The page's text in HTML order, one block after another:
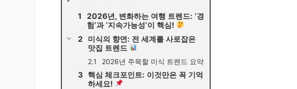
2026년, 변화하는 여행 트렌드: ‘경
험’과 ‘지속가능성’이 핵심!
미식의 향연: 전 세계를 사로잡은
맛집 트렌드
2026년 주목할 미식 트렌드 요약
핵심 체크포인트: 이것만은 꼭 기억
하세요!